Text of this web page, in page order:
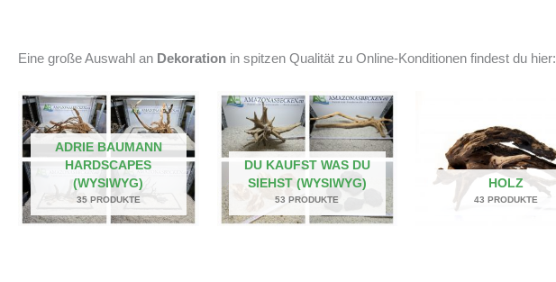
Eine große Auswahl an Dekoration in spitzen Qualität zu Online-Konditionen findest du hier:
ADRIE BAUMANN
HARDSCAPES
(WYSIWYG)
35 PRODUKTE
DU KAUFST WAS DU
SIEHST (WYSIWYG)
53 PRODUKTE
HOLZ
43 PRODUKTE